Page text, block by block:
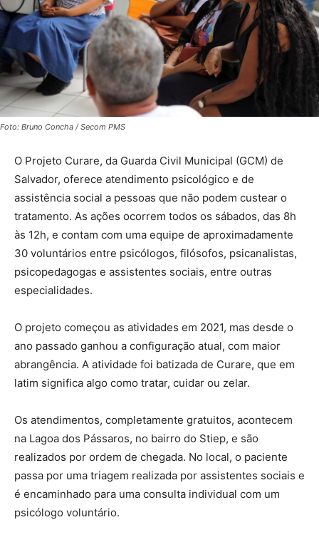
Foto: Bruno Concha / Secom PMS
O Projeto Curare, da Guarda Civil Municipal (GCM) de
Salvador, oferece atendimento psicológico e de
assistência social a pessoas que não podem custear o
tratamento. As ações ocorrem todos os sábados, das 8h
às 12h, e contam com uma equipe de aproximadamente
30 voluntários entre psicólogos, filósofos, psicanalistas,
psicopedagogas e assistentes sociais, entre outras
especialidades.
O projeto começou as atividades em 2021, mas desde o
ano passado ganhou a configuração atual, com maior
abrangência. A atividade foi batizada de Curare, que em
latim significa algo como tratar, cuidar ou zelar.
Os atendimentos, completamente gratuitos, acontecem
na Lagoa dos Pássaros, no bairro do Stiep, e são
realizados por ordem de chegada. No local, o paciente
passa por uma triagem realizada por assistentes sociais e
é encaminhado para uma consulta individual com um
psicólogo voluntário.